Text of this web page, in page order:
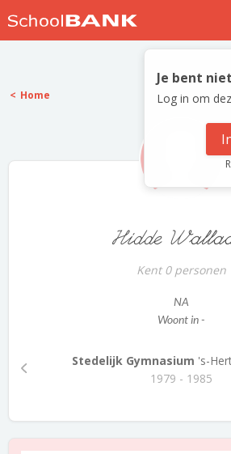
Nostalgische
Log in
Meld je gratis aan
Je bent
Log in om
Home
Hidde
Kent 0 personen
NA
Woont in -
Stedelijk Gymnasium 's-
1979 - 1985